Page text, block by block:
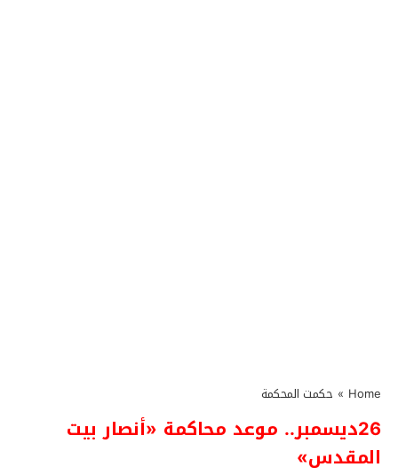
Home
» حكمت المحكمة
26ديسمبر.. موعد محاكمة «أنصار بيت
المقدس»